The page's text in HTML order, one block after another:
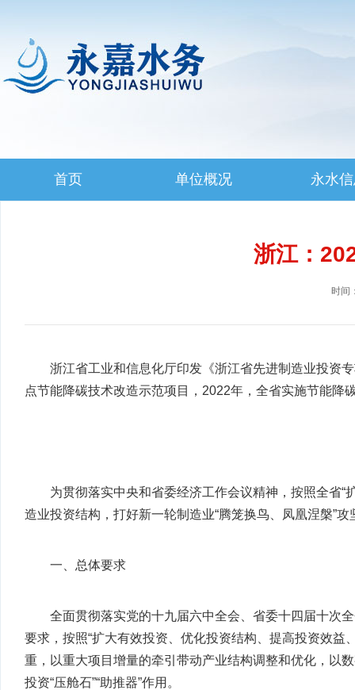
首页 单位概况 永水
浙江：
时间
浙江省工业和信息化厅印发《浙江省先进制造业投资
点节能降碳技术改造示范项目，2022年，全省实施节能
为贯彻落实中央和省委经济工作会议精神，按照全省
造业投资结构，打好新一轮制造业“腾笼换鸟、凤凰涅槃”
一、总体要求
全面贯彻落实党的十九届六中全会、省委十四届十次
要求，按照“扩大有效投资、优化投资结构、提高投资效
重，以重大项目增量的牵引带动产业结构调整和优化，以
投资“压舱石”“助推器”作用。